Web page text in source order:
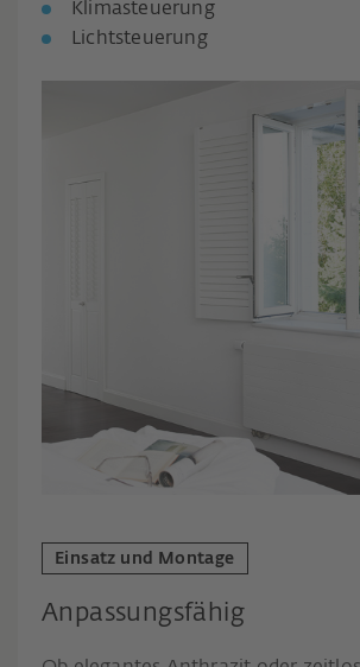
Klimasteuerung
Lichtsteuerung
Einsatz und Montage
Anpassungsfähig